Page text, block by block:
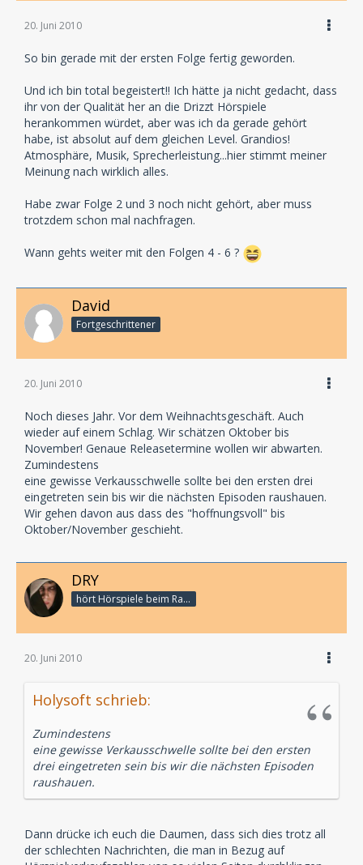
20. Juni 2010
So bin gerade mit der ersten Folge fertig geworden.
Und ich bin total begeistert!! Ich hätte ja nicht gedacht, dass
ihr von der Qualität her an die Drizzt Hörspiele
herankommen würdet, aber was ich da gerade gehört
habe, ist absolut auf dem gleichen Level. Grandios!
Atmosphäre, Musik, Sprecherleistung...hier stimmt meiner
Meinung nach wirklich alles.
Habe zwar Folge 2 und 3 noch nicht gehört, aber muss
trotzdem schon mal nachfragen.
Wann gehts weiter mit den Folgen 4 - 6 ?
David
Fortgeschrittener
20. Juni 2010
Noch dieses Jahr. Vor dem Weihnachtsgeschäft. Auch
wieder auf einem Schlag. Wir schätzen Oktober bis
November! Genaue Releasetermine wollen wir abwarten.
Zumindestens
eine gewisse Verkausschwelle sollte bei den ersten drei
eingetreten sein bis wir die nächsten Episoden raushauen.
Wir gehen davon aus dass des "hoffnungsvoll" bis
Oktober/November geschieht.
DRY
hört Hörspiele beim Rasenmähen
20. Juni 2010
Holysoft schrieb:
Zumindestens
eine gewisse Verkausschwelle sollte bei den ersten
drei eingetreten sein bis wir die nächsten Episoden
raushauen.
Dann drücke ich euch die Daumen, dass sich dies trotz all
der schlechten Nachrichten, die man in Bezug auf